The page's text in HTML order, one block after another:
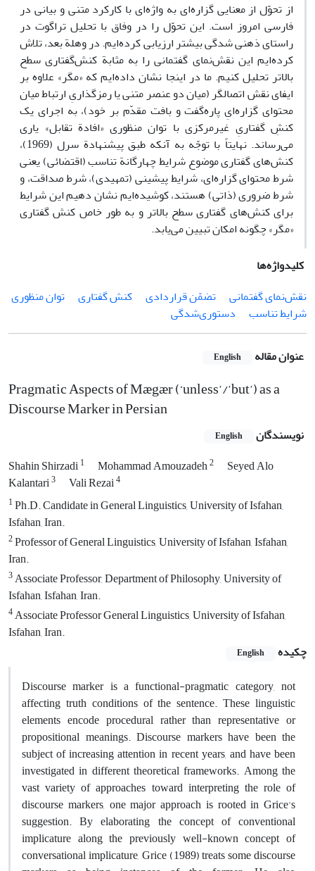
از تحوّل از معنایی گزاره‌ای به واژه‌ای با کارکرد متنی و بیانی در
فارسی امروز است. این تحوّل را در وفاق با تحلیل تراگوت در
راستای ذهنی شدگی بیشتر ارزیابی کرده‌ایم. در وهلة بعد، تلاش
کرده‌ایم این نقش‌نمای گفتمانی را به مثابة کنش‌گفتاری سطح
بالاتر تحلیل کنیم. ما در اینجا نشان‌ داده‌ایم که «مگر» علاوه بر
ایفای نقش اتصالگر (میان دو عنصر متنی یا رمزگذاریِ ارتباط میان
محتوای گزاره‌ایِ پاره‌گفت و بافت مقدّم بر خود)، به اجرای یک
کنشِ گفتاریِ غیرمرکزی با توان منظوری «افادة تقابل» یاری
می‌رساند. نهایتاً با توجّه به آنکه طبق پیشنهادة سرل (1969)،
کنش‌های گفتاری موضوع شرایط چهارگانة تناسب (اقتضائی) یعنی
شرط محتوای گزاره‌ای، شرایط پیشینی (تمهیدی)، شرط صداقت، و
شرط ضروری (ذاتی) هستند، کوشیده‌‌ایم نشان دهیم این شرایط
برای کنش‌های گفتاری سطح بالاتر و به طور خاص کنش گفتاری
«مگر» چگونه امکان تبیین می‌یابد.
کلیدواژه‌ها
نقش‌نمای گفتمانی
تضمّن قراردادی کنش گفتاری
توان منظوری
شرایط تناسب
دستوری‌شدگی
عنوان مقاله English
Pragmatic Aspects of Mægær (‘unless’/’but’) as a
Discourse Marker in Persian
نویسندگان English
Shahin Shirzadi1 Mohammad Amouzadeh2
Seyed Alo
Kalantari3 Vali Rezai4
1Ph.D. Candidate in General Linguistics, University of Isfahan,
Isfahan, Iran.
2Professor of General Linguistics, University of Isfahan, Isfahan,
Iran.
3Associate Professor, Department of Philosophy, University of
Isfahan, Isfahan, Iran.
4Associate Professor General Linguistics, University of Isfahan,
Isfahan, Iran.
چکیده
English
Discourse marker is a functional-pragmatic category, not
affecting truth conditions of the sentence. These linguistic
elements encode procedural rather than representative or
propositional meanings. Discourse markers have been the
subject of increasing attention in recent years, and have been
investigated in different theoretical frameworks. Among the
vast variety of approaches toward interpreting the role of
discourse markers, one major approach is rooted in Grice's
suggestion. By elaborating the concept of conventional
implicature along the previously well-known concept of
conversational implicature, Grice (1989) treats some discourse